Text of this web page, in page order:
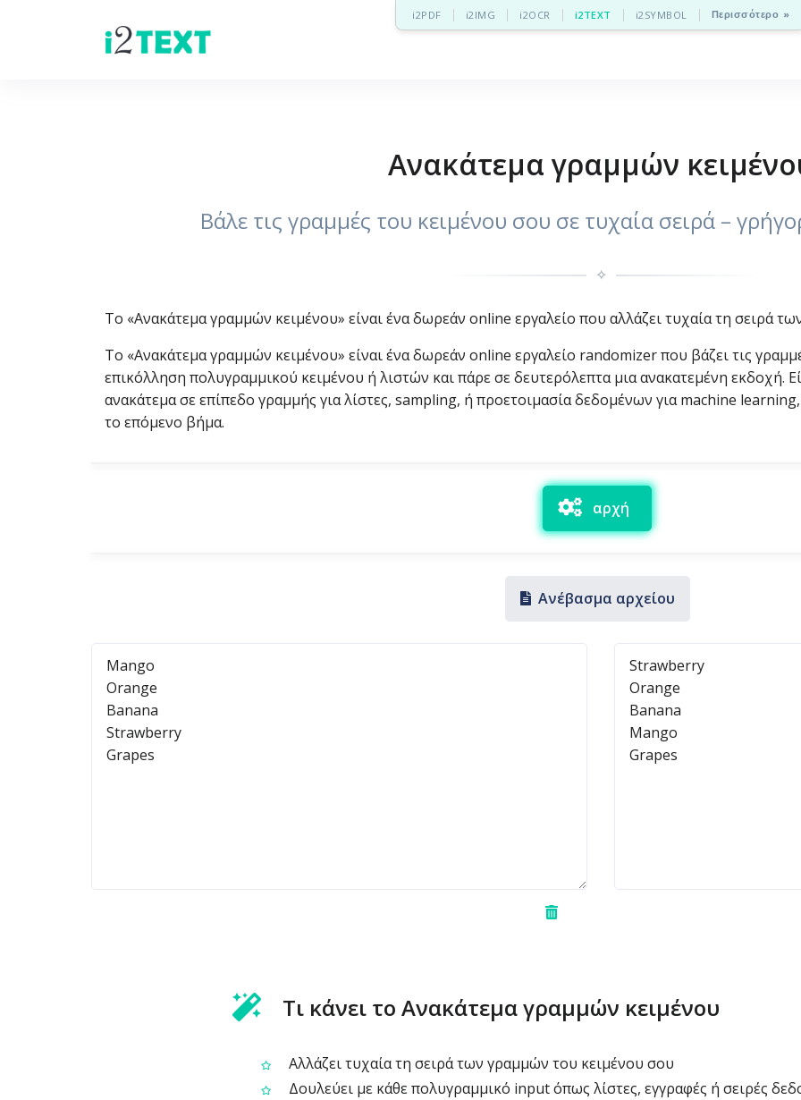
i2PDF i2IMG i2OCR i2TEXT i2SYMBOL Περισσότερο »
Ανακάτεμα γραμμών
Βάλε τις γραμμές του κειμένου σου σε τυχαία σειρά –
✧
Το «Ανακάτεμα γραμμών κειμένου» είναι ένα δωρεάν online εργαλείο που αλλάζει τυχαία τη σειρά
Το «Ανακάτεμα γραμμών κειμένου» είναι ένα δωρεάν online εργαλείο randomizer που βάζει τις
επικόλληση πολυγραμμικού κειμένου ή λιστών και πάρε σε δευτερόλεπτα μια ανακατεμένη εκδοχή.
ανακάτεμα σε επίπεδο γραμμής για λίστες, sampling, ή προετοιμασία δεδομένων για machine
το επόμενο βήμα.
αρχή
Ανέβασμα αρχείου
Τι κάνει το Ανακάτεμα γραμμών κειμένου
Αλλάζει τυχαία τη σειρά των γραμμών του κειμένου σου
Δουλεύει με κάθε πολυγραμμικό input όπως λίστες, εγγραφές ή σειρές